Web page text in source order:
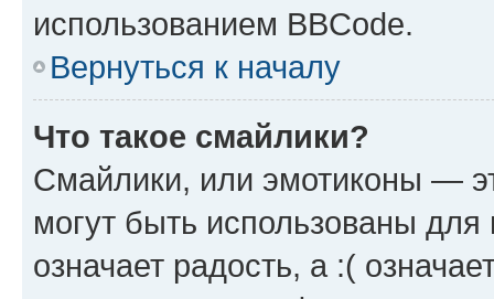
использованием BBCode.
Вернуться к началу
Что такое смайлики?
Смайлики, или эмотиконы —
могут быть использованы
означает радость, а :(